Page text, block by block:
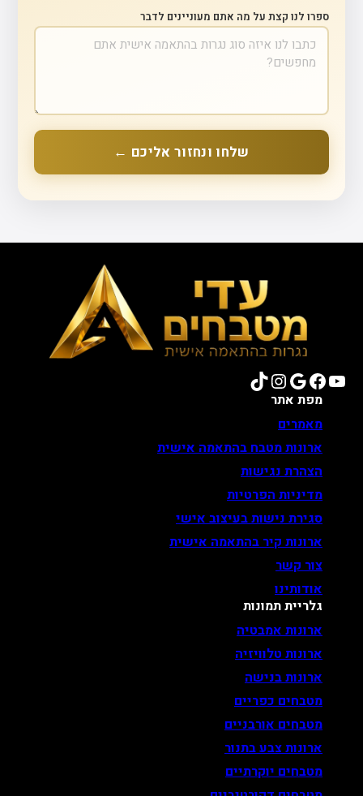
ספרו לנו קצת על מה אתם מעוניינים לדבר
שלחו ונחזור אליכם ←
YouTube
Facebook
Google
Instagram
TikTok
מפת אתר
מאמרים
ארונות מטבח בהתאמה אישית
הצהרת נגישות
מדיניות הפרטיות
סגירת נישות בעיצוב אישי
ארונות קיר בהתאמה אישית
צור קשר
אודותינו
גלריית תמונות
ארונות אמבטיה
ארונות טלוויזיה
ארונות בנישה
מטבחים כפריים
מטבחים אורבניים
ארונות צבע בתנור
מטבחים יוקרתיים